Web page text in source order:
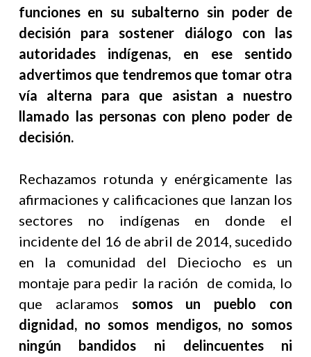
funciones en su subalterno sin poder de
decisión para sostener diálogo con las
autoridades indígenas, en ese sentido
advertimos que tendremos que tomar otra
vía alterna para que asistan a nuestro
llamado las personas con pleno poder de
decisión.
Rechazamos rotunda y enérgicamente las
afirmaciones y calificaciones que lanzan los
sectores no indígenas en donde el
incidente del 16 de abril de 2014, sucedido
en la comunidad del Dieciocho es un
montaje para pedir la ración de comida, lo
que aclaramos somos un pueblo con
dignidad, no somos mendigos, no somos
ningún bandidos ni delincuentes ni